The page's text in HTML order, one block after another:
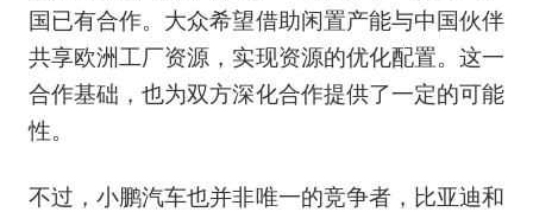
国已有合作。大众希望借助闲置产能与中国伙伴
共享欧洲工厂资源，实现资源的优化配置。这一
合作基础，也为双方深化合作提供了一定的可能
性。
不过，小鹏汽车也并非唯一的竞争者，比亚迪和